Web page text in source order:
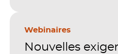
stratégique. Mais
investissements sur les
Webinaires
Nouvelles